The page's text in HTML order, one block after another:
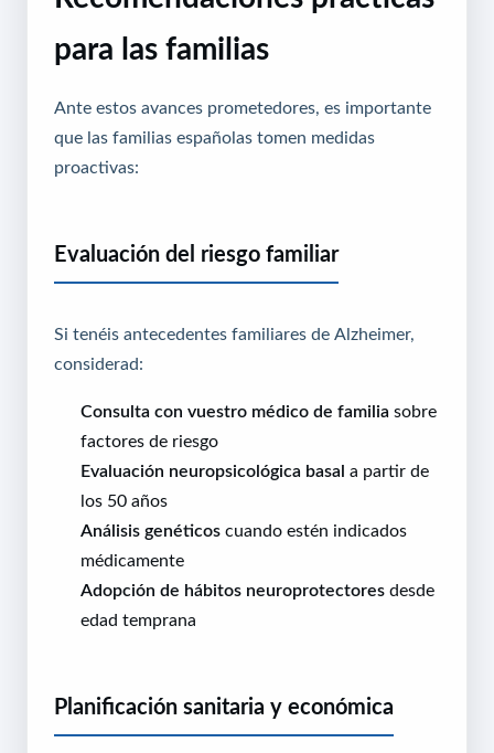
para las familias
Ante estos avances prometedores, es importante
que las familias españolas tomen medidas
proactivas:
Evaluación del riesgo familiar
Si tenéis antecedentes familiares de Alzheimer,
considerad:
Consulta con vuestro médico de familia sobre
factores de riesgo
Evaluación neuropsicológica basal a partir de
los 50 años
Análisis genéticos cuando estén indicados
médicamente
Adopción de hábitos neuroprotectores desde
edad temprana
Planificación sanitaria y económica